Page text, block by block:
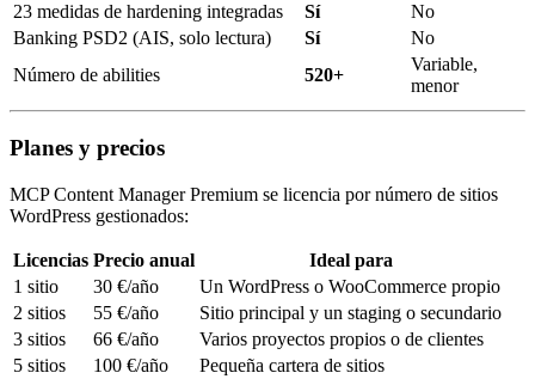
23 medidas de hardening integradas
Sí
No
Banking PSD2 (AIS, solo lectura)
Sí
No
Número de abilities
520+
Variable,
menor
Planes y precios
MCP Content Manager Premium se licencia por número de sitios
WordPress gestionados:
Licencias Precio anual
Ideal para
1 sitio
30 €/año
Un WordPress o WooCommerce propio
2 sitios
55 €/año
Sitio principal y un staging o secundario
3 sitios
66 €/año
Varios proyectos propios o de clientes
5 sitios
100 €/año
Pequeña cartera de sitios